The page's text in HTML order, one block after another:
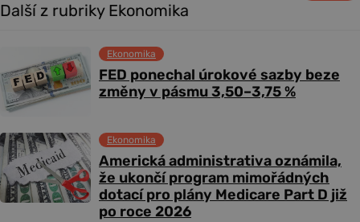
Další z rubriky Ekonomika
FED ponechal úrokové sazby beze
změny v pásmu 3,50–3,75 %
Ekonomika
Americká administrativa oznámila,
že ukončí program mimořádných
dotací pro plány Medicare Part D již
po roce 2026
Ekonomika